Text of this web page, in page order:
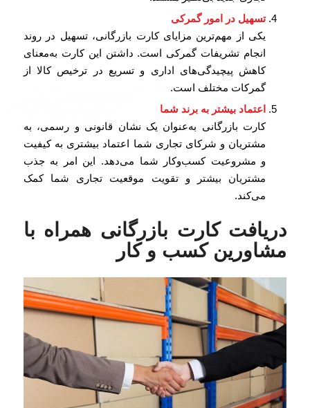
تسهیل در امور گمرکی
یکی از مهم‌ترین مزایای کارت بازرگانی، تسهیل در روند
انجام تشریفات گمرکی است. داشتن این کارت به‌معنای
کاهش پیچیدگی‌های اداری و تسریع در ترخیص کالا از
گمرکات مختلف است.
اعتماد بیشتر به برند شما
کارت بازرگانی به‌عنوان یک نشان قانونی و رسمی، به
مشتریان و شرکای تجاری شما اعتماد بیشتری به کیفیت
و مشروعیت کسب‌وکار شما می‌دهد. این امر به جذب
مشتریان بیشتر و تقویت موقعیت تجاری شما کمک
می‌کند.
دریافت کارت بازرگانی همراه با
مشاورین کسب و کار